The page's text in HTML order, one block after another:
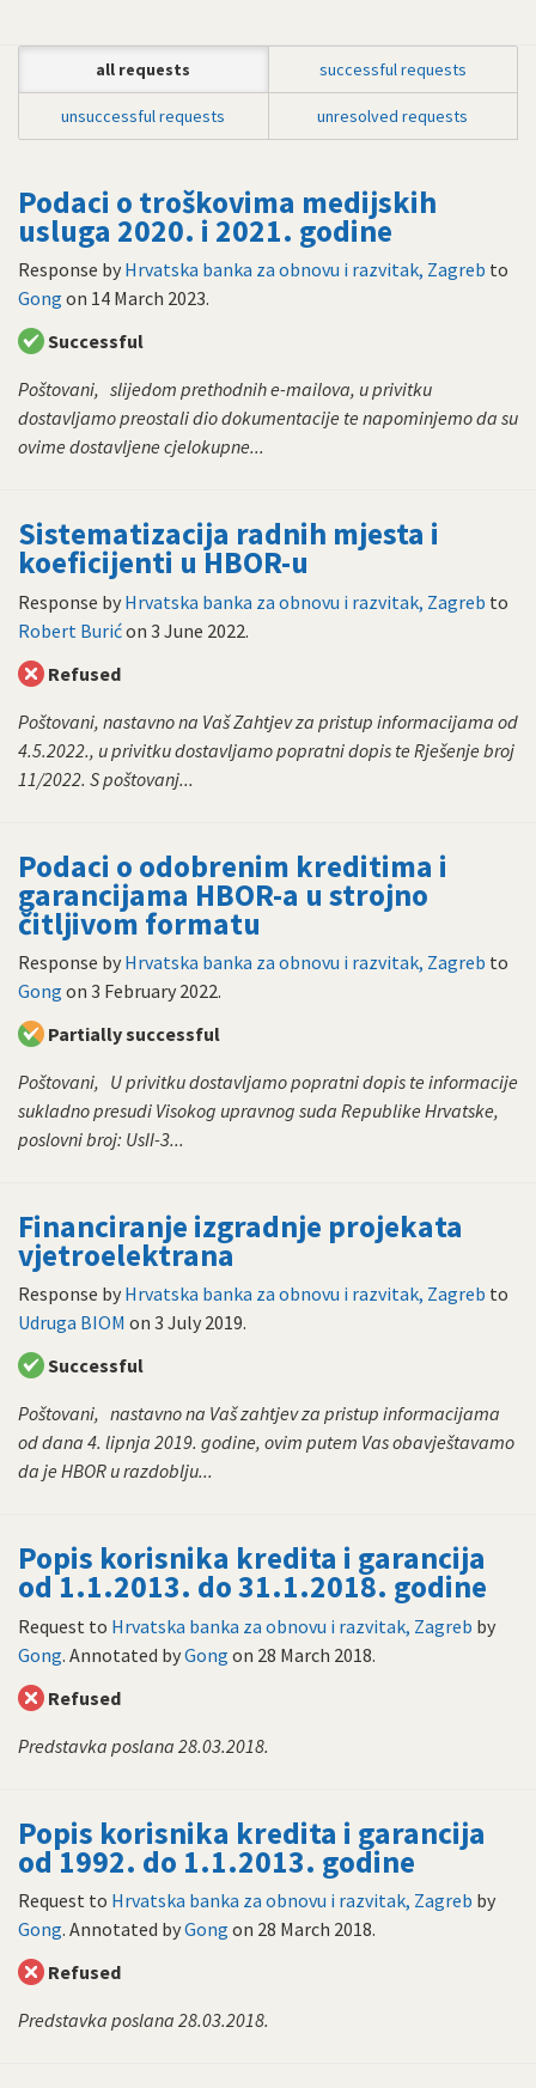
all requests successful requests
unsuccessful requests unresolved requests
Podaci o troškovima medijskih
usluga 2020. i 2021. godine
Response by Hrvatska banka za obnovu i razvitak, Zagreb to
Gong on 14 March 2023.
Successful
Poštovani, slijedom prethodnih e-mailova, u privitku
dostavljamo preostali dio dokumentacije te napominjemo da su
ovime dostavljene cjelokupne...
Sistematizacija radnih mjesta i
koeficijenti u HBOR-u
Response by Hrvatska banka za obnovu i razvitak, Zagreb to
Robert Burićon 3 June 2022.
Refused
Poštovani, nastavno na Vaš Zahtjev za pristup informacijama od
4.5.2022., u privitku dostavljamo popratni dopis te Rješenje broj
11/2022. S poštovanj...
Podaci o odobrenim kreditima i
garancijama HBOR-a u strojno
čitljivom formatu
Response by Hrvatska banka za obnovu i razvitak, Zagreb to
Gong on 3 February 2022.
Partially successful
Poštovani, U privitku dostavljamo popratni dopis te informacije
sukladno presudi Visokog upravnog suda Republike Hrvatske,
poslovni broj: UsII-3...
Financiranje izgradnje projekata
vjetroelektrana
Response by Hrvatska banka za obnovu i razvitak, Zagreb to
Udruga BIOM on 3 July 2019.
Successful
Poštovani, nastavno na Vaš zahtjev za pristup informacijama
od dana 4. lipnja 2019. godine, ovim putem Vas obavještavamo
da je HBOR u razdoblju...
Popis korisnika kredita i garancija
od 1.1.2013. do 31.1.2018. godine
Request to Hrvatska banka za obnovu i razvitak, Zagreb by
Gong. Annotated byGong on 28 March 2018.
Refused
Predstavka poslana 28.03.2018.
Popis korisnika kredita i garancija
od 1992. do 1.1.2013. godine
Request to Hrvatska banka za obnovu i razvitak, Zagreb by
Gong. Annotated byGong on 28 March 2018.
Refused
Predstavka poslana 28.03.2018.